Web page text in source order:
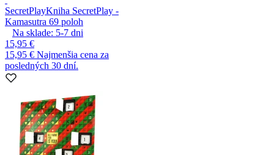
SecretPlayKniha SecretPlay -
Kamasutra 69 poloh
Na sklade: 5-7 dni
15,95 €
15,95 € Najmenšia cena za
posledných 30 dní.